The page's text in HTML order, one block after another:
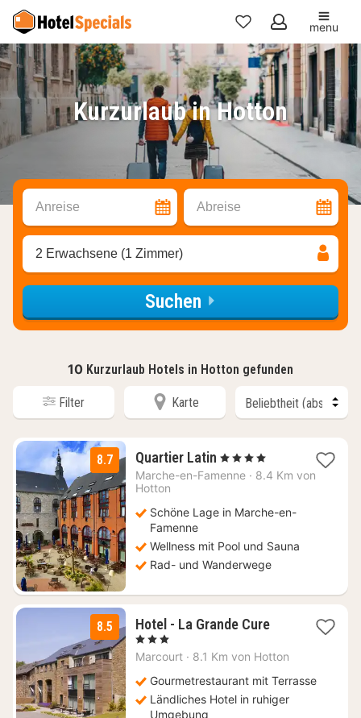
Meine
Favoriten
menu
Kurzurlaub in Hotton
Anreise Abreise
2 Erwachsene (1 Zimmer)
Suchen
10 Kurzurlaub Hotels in Hotton gefunden
Filter Karte
8.7 Quartier Latin 3
Nächte
€
, 4 Sterne
Marche-en-Famenne · 8.4 Km von
Hotton
Schöne Lage in Marche-en-
Famenne
Wellness mit Pool und Sauna
Rad- und Wanderwege
8.5 Hotel - La Grande Cure3
ab
€
, 3 Sterne
Marcourt · 8.1 Km von Hotton
Gourmetrestaurant mit Terrasse
Ländliches Hotel in ruhiger
Umgebung